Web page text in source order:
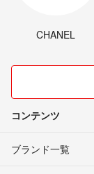
CHANEL
コンテンツ
ブランド一覧